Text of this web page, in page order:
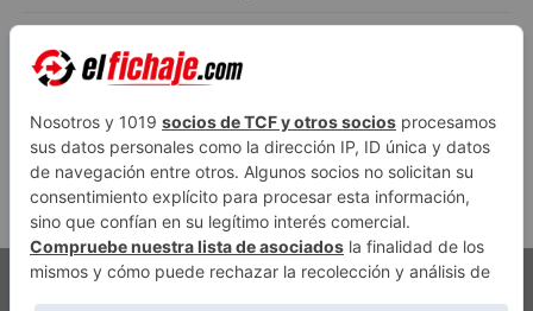
FC BARCELONA
El Racing negocia la cesión de Marc
Casadó en su vuelta a Primera División
ADVERTISEMENT